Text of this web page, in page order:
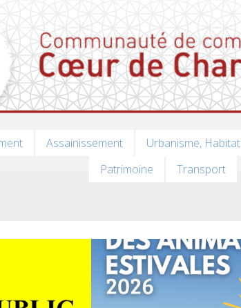
Assainissement Urbanisme, Habitat
Patrimoine
Transport